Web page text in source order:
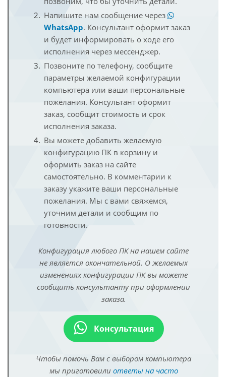
Напишите нам сообщение через
WhatsApp. Консультант оформит заказ
и будет информировать о ходе его
исполнения через мессенджер.
Позвоните по телефону, сообщите
параметры желаемой конфигурации
компьютера или ваши персональные
пожелания. Консультант оформит
заказ, сообщит стоимость и срок
исполнения заказа.
Вы можете добавить желаемую
конфигурацию ПК в корзину и
оформить заказ на сайте
самостоятельно. В комментарии к
заказу укажите ваши персональные
пожелания. Мы с вами свяжемся,
уточним детали и сообщим по
готовности.
Конфигурация любого ПК на нашем сайте
не является окончательной. О желаемых
изменениях конфигурации ПК вы можете
сообщить консультанту при оформлении
заказа.
Консультация
Чтобы помочь Вам с выбором компьютера
мы приготовили ответы на часто